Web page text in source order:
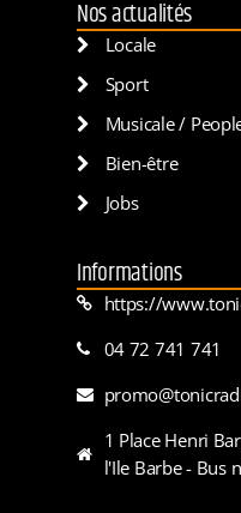
Nos actualités
Locale
Sport
Musicale /
Bien-être
Jobs
Informations
https://
04 72 741 741
1 Place Henri
l'Ile Barbe - Bus